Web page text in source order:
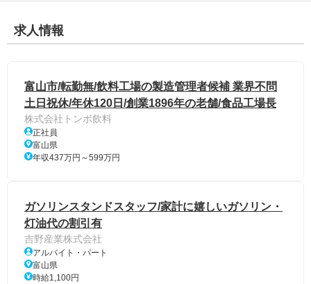
求人情報
富山市/転勤無/飲料工場の製造管理者候補 業界不問
土日祝休/年休120日/創業1896年の老舗/食品工場長
株式会社トンボ飲料
正社員
富山県
年収437万円～599万円
ガソリンスタンドスタッフ/家計に嬉しいガソリン・
灯油代の割引有
吉野産業株式会社
アルバイト・パート
富山県
時給1,100円